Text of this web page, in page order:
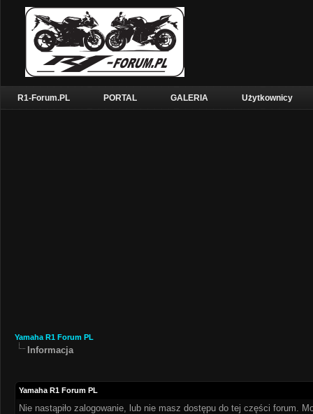
R1-Forum.PL PORTAL GALERIA Użytkownicy
Yamaha R1 Forum PL
Informacja
Yamaha R1 Forum PL
Nie nastąpiło zalogowanie, lub nie masz dostępu do tej części forum.